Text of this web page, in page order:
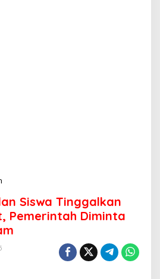
t
s
a
Siswa Tinggalkan
Pemerintah Diminta